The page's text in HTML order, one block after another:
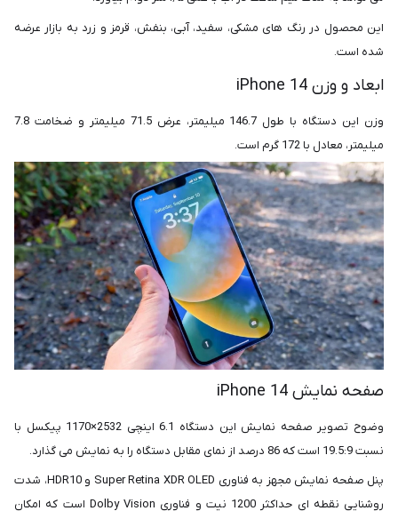
این محصول در رنگ های مشکی، سفید، آبی، بنفش، قرمز و زرد به بازار عرضه
شده است.
ابعاد و وزن iPhone 14
وزن این دستگاه با طول 146.7 میلیمتر، عرض 71.5 میلیمتر و ضخامت 7.8
میلیمتر، معادل با 172 گرم است.
صفحه‌ نمایش iPhone 14
وضوح تصویر صفحه‌ نمایش این دستگاه 6.1 اینچی 2532×1170 پیکسل با
نسبت 19.5:9 است که 86 درصد از نمای مقابل دستگاه را به نمایش می گذارد.
پنل صفحه نمایش مجهز به فناوری Super Retina XDR OLED و HDR10، شدت
روشنایی نقطه ای حداکثر 1200 نیت و فناوری Dolby Vision است که امکان